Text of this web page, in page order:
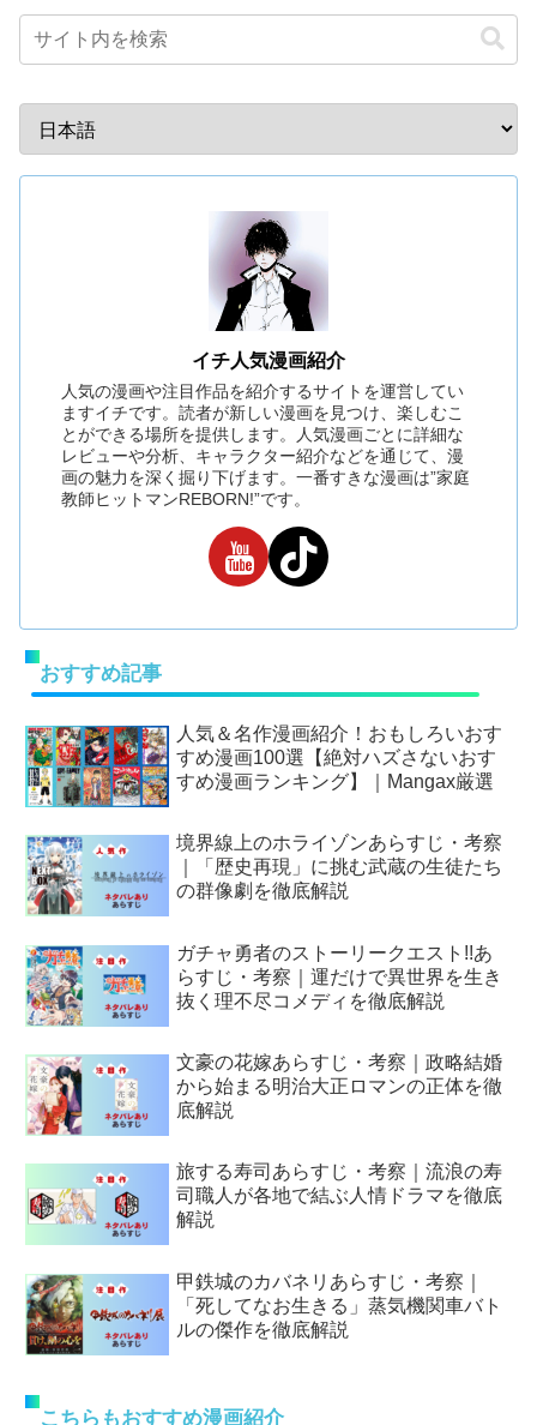
イチ人気漫画紹介
人気の漫画や注目作品を紹介するサイトを運営してい
ますイチです。読者が新しい漫画を見つけ、楽しむこ
とができる場所を提供します。人気漫画ごとに詳細な
レビューや分析、キャラクター紹介などを通じて、漫
画の魅力を深く掘り下げます。一番すきな漫画は”家庭
教師ヒットマンREBORN!”です。
おすすめ記事
人気＆名作漫画紹介！おもしろいおす
すめ漫画100選【絶対ハズさないおす
すめ漫画ランキング】｜Mangax厳選
境界線上のホライゾンあらすじ・考察
｜「歴史再現」に挑む武蔵の生徒たち
の群像劇を徹底解説
ガチャ勇者のストーリークエスト!!あ
らすじ・考察｜運だけで異世界を生き
抜く理不尽コメディを徹底解説
文豪の花嫁あらすじ・考察｜政略結婚
から始まる明治大正ロマンの正体を徹
底解説
旅する寿司あらすじ・考察｜流浪の寿
司職人が各地で結ぶ人情ドラマを徹底
解説
甲鉄城のカバネリあらすじ・考察｜
「死してなお生きる」蒸気機関車バト
ルの傑作を徹底解説
こちらもおすすめ漫画紹介